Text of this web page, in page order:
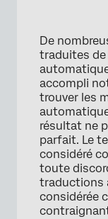
De
traduites
accompli
trouver les
résultat ne
parfait. Le
considéré
toute
traductions
considérée